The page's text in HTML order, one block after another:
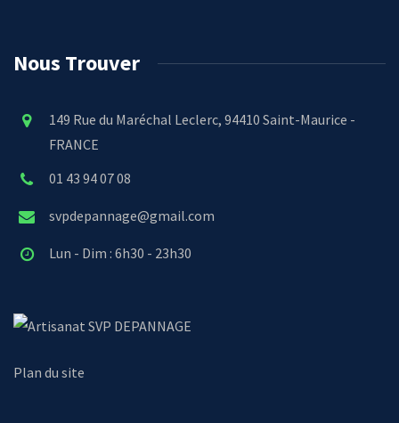
Nous Trouver
149 Rue du Maréchal Leclerc, 94410 Saint-Maurice -
FRANCE
01 43 94 07 08
svpdepannage@gmail.com
Lun - Dim : 6h30 - 23h30
SVP DEPANNAGE
Plan du site